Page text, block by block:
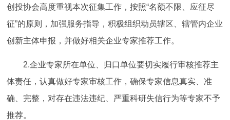
创投协会高度重视本次征集工作，按照“名额不限、应征尽
征”的原则，加强服务指导，积极组织动员辖区、辖管内企业
创新主体申报，并做好相关企业专家推荐工作。
2.企业专家所在单位、归口单位要切实履行审核推荐主
体责任，认真做好专家审核工作，确保专家信息真实、准
确、完整，对存在违法违纪、严重科研失信行为等专家不予
推荐。